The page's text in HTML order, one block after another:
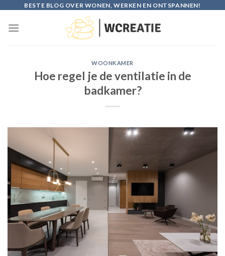
content
BESTE BLOG OVER WONEN, WERKEN EN ONTSPANNEN!
WOONKAMER
Hoe regel je de ventilatie in de
badkamer?